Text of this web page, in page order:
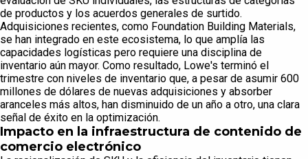
de productos y los acuerdos generales de surtido.
Adquisiciones recientes, como Foundation Building Materials,
se han integrado en este ecosistema, lo que amplía las
capacidades logísticas pero requiere una disciplina de
inventario aún mayor. Como resultado, Lowe's terminó el
trimestre con niveles de inventario que, a pesar de asumir 600
millones de dólares de nuevas adquisiciones y absorber
aranceles más altos, han disminuido de un año a otro, una clara
señal de éxito en la optimización.
Impacto en la infraestructura de contenido de
comercio electrónico